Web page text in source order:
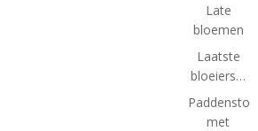
Late
bloemen
Laatste
bloeiers…
met